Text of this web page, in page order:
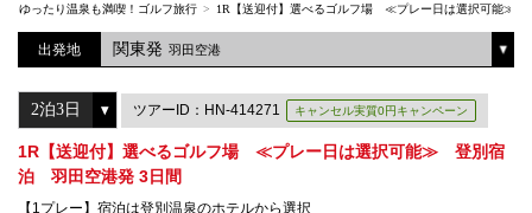
ゆったり温泉も満喫！ゴルフ旅行
1R【送迎付】選べるゴルフ場 ≪プレー日は選択可能≫
出発地 関東発 羽田空港
ツアーID：HN-414271 キャンセル実質0円キャンペーン
1R【送迎付】選べるゴルフ場 ≪プレー日は選択可能≫ 登別宿
泊 羽田空港発 3日間
【1プレー】宿泊は登別温泉のホテルから選択